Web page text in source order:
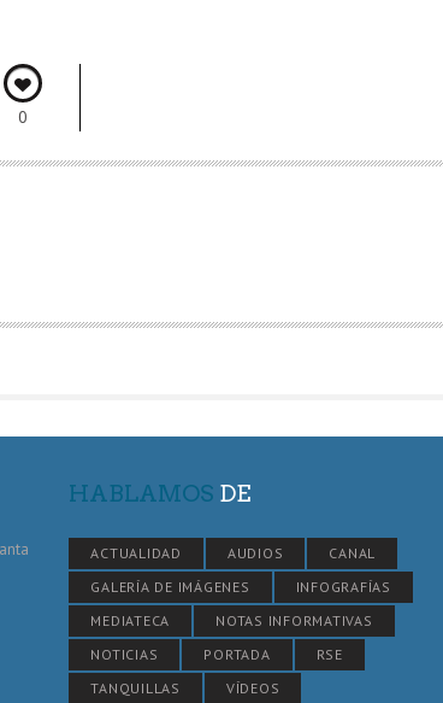
0
HABLAMOS DE
ACTUALIDAD AUDIOS
CANAL
GALERÍA DE IMÁGENES
INFOGRAFÍAS
MEDIATECA
NOTAS INFORMATIVAS
NOTICIAS
PORTADA
RSE
TANQUILLAS
VÍDEOS